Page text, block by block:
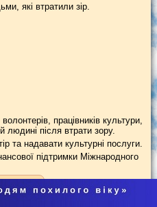
які втратили зір.
працівників культури,
людині після втрати зору.
та надавати культурні послуги.
підтримки Міжнародного